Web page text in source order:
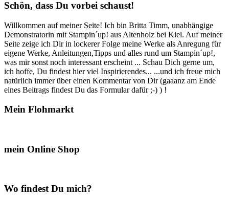
Karten…“
Schön, dass Du vorbei schaust!
Willkommen auf meiner Seite! Ich bin Britta Timm, unabhängige
Demonstratorin mit Stampin´up! aus Altenholz bei Kiel. Auf meiner
Seite zeige ich Dir in lockerer Folge meine Werke als Anregung für
eigene Werke, Anleitungen,Tipps und alles rund um Stampin´up!,
was mir sonst noch interessant erscheint ... Schau Dich gerne um,
ich hoffe, Du findest hier viel Inspirierendes... ...und ich freue mich
natürlich immer über einen Kommentar von Dir (gaaanz am Ende
eines Beitrags findest Du das Formular dafür ;-) ) !
Mein Flohmarkt
mein Online Shop
Wo findest Du mich?